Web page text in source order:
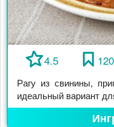
4.5 120
Рагу из свинины,
идеальный вариант